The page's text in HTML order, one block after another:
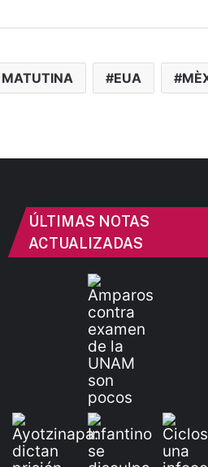
EUA
ÚLTIMAS NOTAS
ACTUALIZADAS